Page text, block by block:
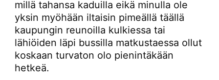
millä tahansa kaduilla eikä minulla ole
yksin myöhään iltaisin pimeällä täällä
kaupungin reunoilla kulkiessa tai
lähiöiden läpi bussilla matkustaessa ollut
koskaan turvaton olo pienintäkään
hetkeä.